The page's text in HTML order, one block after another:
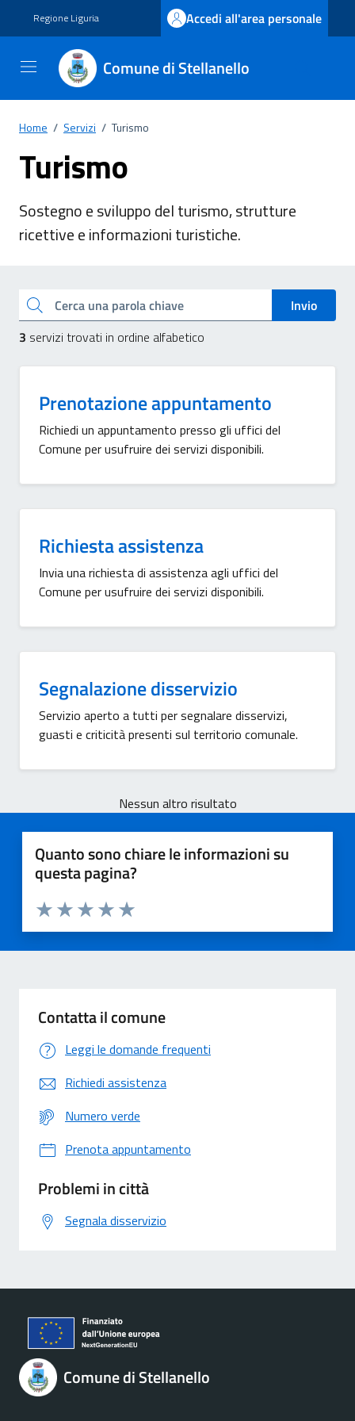
Regione Liguria Accedi all'area personale
Comune di Stellanello
Home / Servizi / Turismo
Turismo
Sostegno e sviluppo del turismo, strutture
ricettive e informazioni turistiche.
Cerca una parola chiave
Invio
3 servizi trovati in ordine alfabetico
Prenotazione appuntamento
Richiedi un appuntamento presso gli uffici del
Comune per usufruire dei servizi disponibili.
Richiesta assistenza
Invia una richiesta di assistenza agli uffici del
Comune per usufruire dei servizi disponibili.
Segnalazione disservizio
Servizio aperto a tutti per segnalare disservizi,
guasti e criticità presenti sul territorio comunale.
Nessun altro risultato
Quanto sono chiare le informazioni su
questa pagina?
Valuta 5 stelle su 5
Valuta 4 stelle su 5
Valuta 3 stelle su 5
Valuta 2 stelle su 5
Valuta 1 stelle su 5
Contatta il comune
Leggi le domande frequenti
Richiedi assistenza
Numero verde
Prenota appuntamento
Problemi in città
Segnala disservizio
Comune di Stellanello